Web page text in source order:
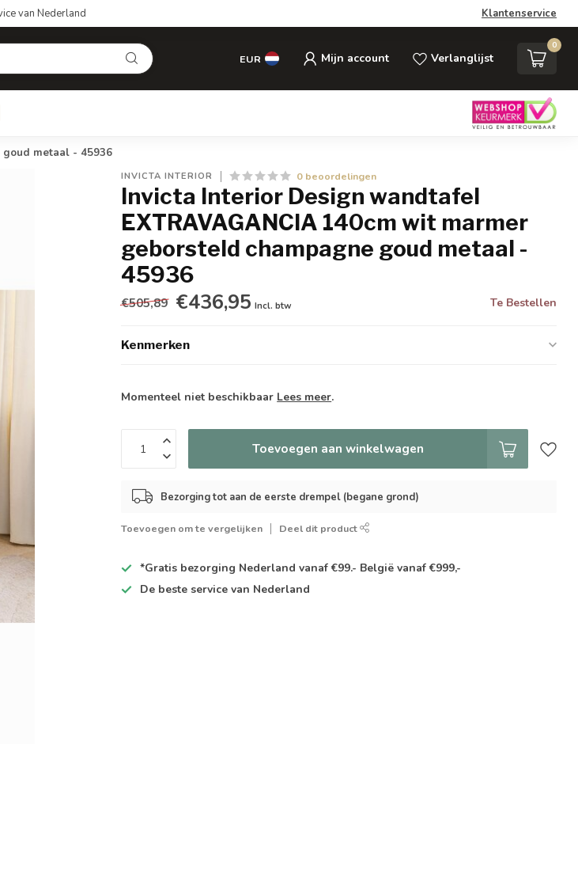
van Nederland Klantenservice
EUR Mijn account Verlanglijst
0
goud metaal - 45936
INVICTA INTERIOR 0 beoordelingen
Invicta Interior Design wandtafel
EXTRAVAGANCIA 140cm wit marmer
geborsteld champagne goud metaal -
45936
€505,89 €436,95 Incl. btw Te Bestellen
Kenmerken
Momenteel niet beschikbaar Lees meer.
Toevoegen aan winkelwagen
Bezorging tot aan de eerste drempel (begane grond)
Toevoegen om te vergelijken Deel dit product
*Gratis bezorging Nederland vanaf €99.- België vanaf €999,-
De beste service van Nederland